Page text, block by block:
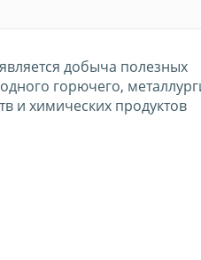
добыча полезных
горючего,
и химических продуктов